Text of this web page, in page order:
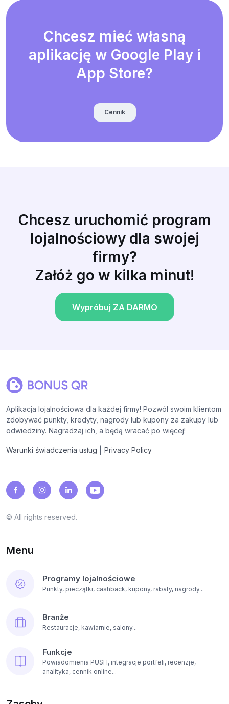
Chcesz mieć własną
aplikację w Google Play i
App Store?
Cennik
Chcesz uruchomić program
lojalnościowy dla swojej
firmy?
Załóż go w kilka minut!
Wypróbuj ZA DARMO
Aplikacja lojalnościowa dla każdej firmy! Pozwól swoim klientom
zdobywać punkty, kredyty, nagrody lub kupony za zakupy lub
odwiedziny. Nagradzaj ich, a będą wracać po więcej!
Warunki świadczenia usług Privacy Policy
© All rights reserved.
Menu
Programy lojalnościowe
Punkty, pieczątki, cashback, kupony, rabaty, nagrody...
Branże
Restauracje, kawiarnie, salony...
Funkcje
Powiadomienia PUSH, integracje portfeli, recenzje,
analityka, cennik online...